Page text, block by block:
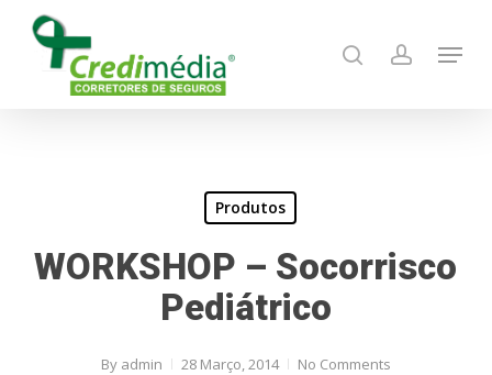
search account
Menu
Produtos
WORKSHOP – Socorrisco
Pediátrico
By admin 28 Março, 2014 No Comments